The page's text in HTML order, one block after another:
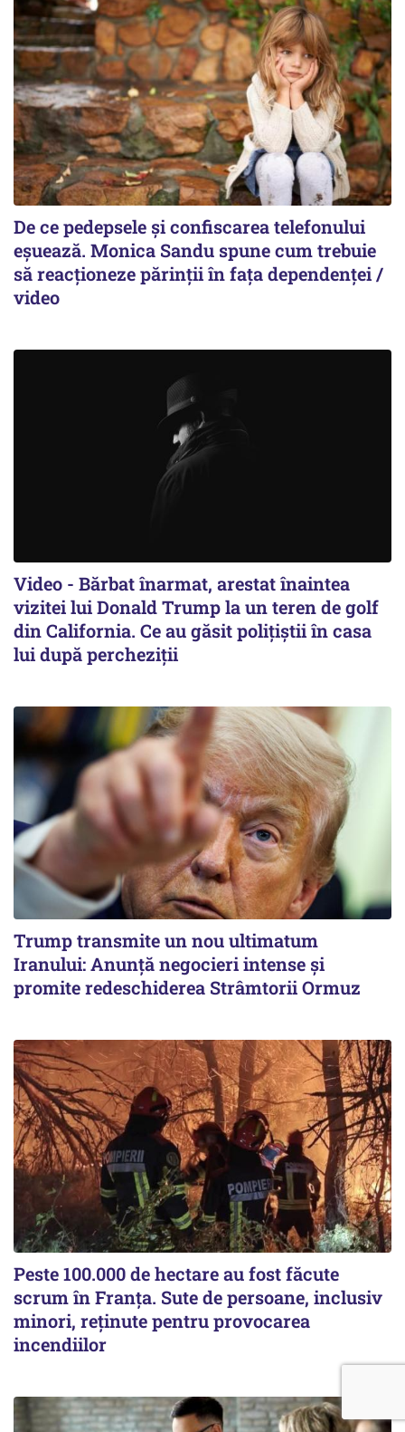
De ce pedepsele și confiscarea telefonului
eșuează. Monica Sandu spune cum trebuie
să reacționeze părinții în fața dependenței /
video
Video - Bărbat înarmat, arestat înaintea
vizitei lui Donald Trump la un teren de golf
din California. Ce au găsit polițiștii în casa
lui după percheziții
Trump transmite un nou ultimatum
Iranului: Anunță negocieri intense și
promite redeschiderea Strâmtorii Ormuz
Peste 100.000 de hectare au fost făcute
scrum în Franța. Sute de persoane, inclusiv
minori, reținute pentru provocarea
incendiilor